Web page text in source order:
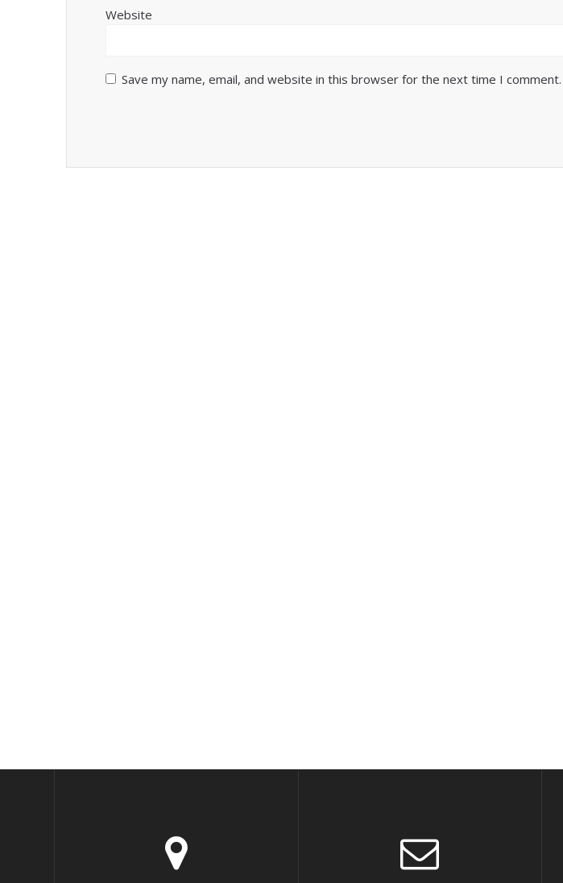
Website
Save my name, email, and website in this browser for the next time I comment.